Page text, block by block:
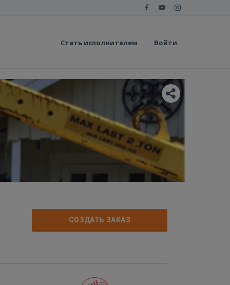
Стать исполнителем Войти
СОЗДАТЬ ЗАКАЗ